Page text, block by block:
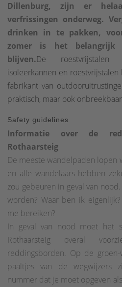
Dillenburg, zijn er
verfrissingen onderweg.
drinken in te pakken,
zomer is het belangrijk
blijven.De roestvrijstalen
isoleerkannen en
fabrikant van
praktisch, maar ook
Safety guidelines
Informatie over de
Rothaarsteig
De meeste wandelpaden lopen
en alle wandelaars hebben
zou gebeuren in geval van
worden? Waar ben ik
me bereiken?
In geval van nood moet het
Rothaarsteig overal
reddingsborden. Op de
paaltjes van de wegwijzers
nummer dat je moet opgeven